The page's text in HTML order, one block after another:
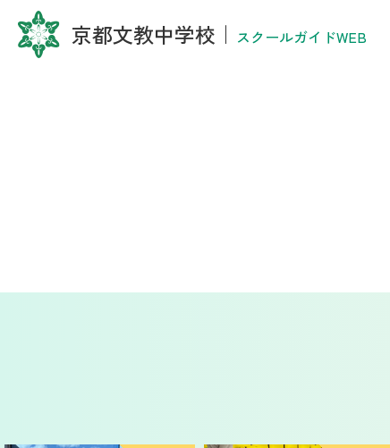
京都文教中学校 ｜ スクールガイドWEB